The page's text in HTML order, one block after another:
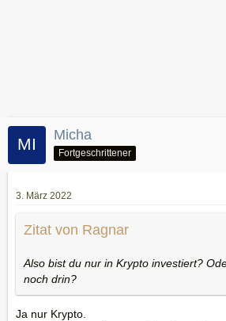
Micha
Fortgeschrittener
3. März 2022
Zitat von Ragnar
Also bist du nur in Krypto investiert?
noch drin?
Ja nur Krypto.